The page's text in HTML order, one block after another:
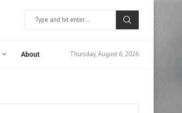
About Thursday, August 6, 2026